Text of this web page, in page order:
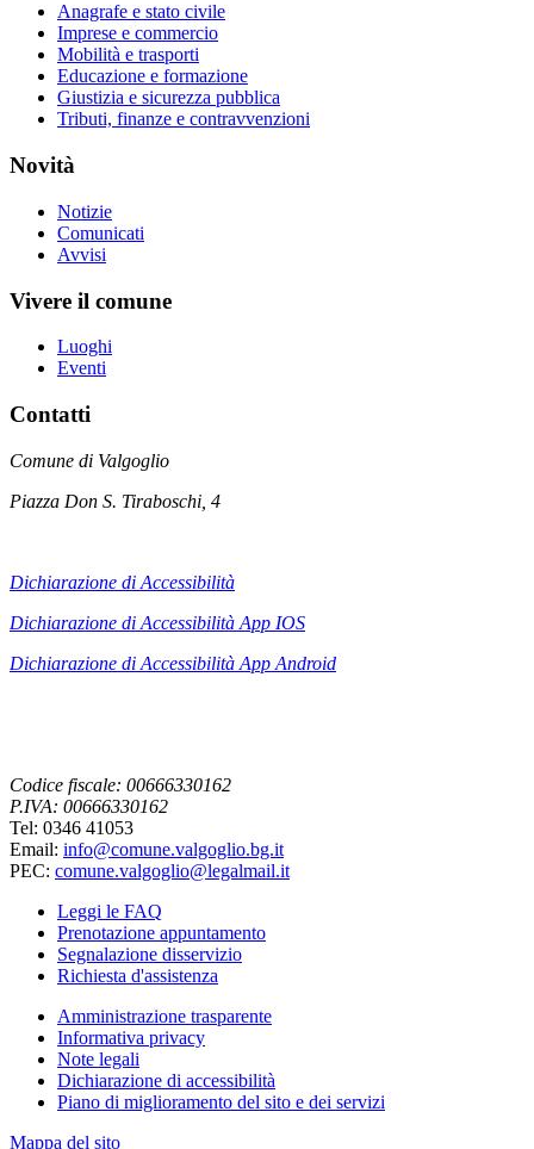
Anagrafe e stato civile
Imprese e commercio
Mobilità e trasporti
Educazione e formazione
Giustizia e sicurezza pubblica
Tributi, finanze e contravvenzioni
Novità
Notizie
Comunicati
Avvisi
Vivere il comune
Luoghi
Eventi
Contatti
Comune di Valgoglio
Piazza Don S. Tiraboschi, 4
Dichiarazione di Accessibilità
Dichiarazione di Accessibilità App IOS
Dichiarazione di Accessibilità App Android
Codice fiscale: 00666330162
P.IVA: 00666330162
Tel: 0346 41053
Email: info@comune.valgoglio.bg.it
PEC: comune.valgoglio@legalmail.it
Leggi le FAQ
Prenotazione appuntamento
Segnalazione disservizio
Richiesta d'assistenza
Amministrazione trasparente
Informativa privacy
Note legali
Dichiarazione di accessibilità
Piano di miglioramento del sito e dei servizi
Mappa del sito